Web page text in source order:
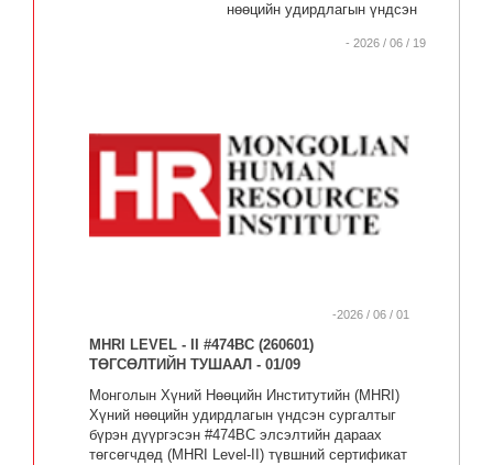
нөөцийн удирдлагын үндсэн
#475BC элсэлтийн дараах
- 2026 / 06 / 19
-2026 / 06 / 01
MHRI LEVEL - II #474BC (260601)
ТӨГСӨЛТИЙН ТУШААЛ - 01/09
Монголын Хүний Нөөцийн Институтийн (MHRI)
Хүний нөөцийн удирдлагын үндсэн сургалтыг
бүрэн дүүргэсэн #474BC элсэлтийн дараах
төгсөгчдөд (MHRI Level-II) түвшний сертификат